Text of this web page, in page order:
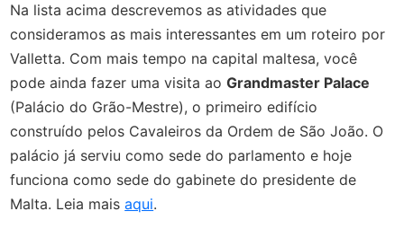
Na lista acima descrevemos as atividades que
consideramos as mais interessantes em um roteiro por
Valletta. Com mais tempo na capital maltesa, você
pode ainda fazer uma visita aoGrandmaster Palace
(Palácio do Grão-Mestre), o primeiro edifício
construído pelos Cavaleiros da Ordem de São João. O
palácio já serviu como sede do parlamento e hoje
funciona como sede do gabinete do presidente de
Malta. Leia maisaqui.